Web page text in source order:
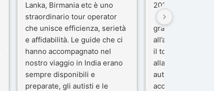
Lanka, Birmania etc è uno
straordinario tour operator
che unisce efficienza, serietà
e affidabilità. Le guide che ci
hanno accompagnato nel
nostro viaggio in India erano
sempre disponibili e
preparate, gli autisti e le
2025), è stata
che porteremo
gran parte del
all’agenzia che
il tour con cura e
alla nostra guida
autista che ci
accompagnati